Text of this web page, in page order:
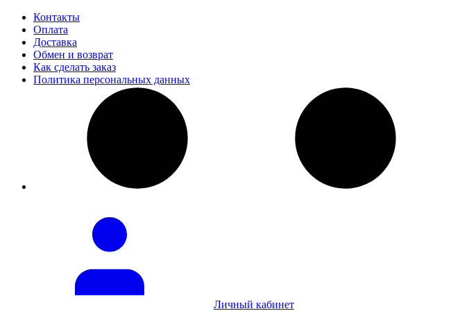
Контакты
Оплата
Доставка
Обмен и возврат
Как сделать заказ
Политика персональных данных
Личный кабинет